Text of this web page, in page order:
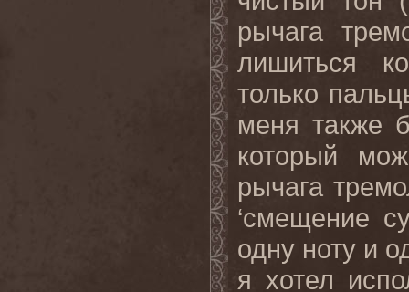
рычага
лишиться
только
меня также
который
рычага
‘смещение
одну ноту и
я хотел